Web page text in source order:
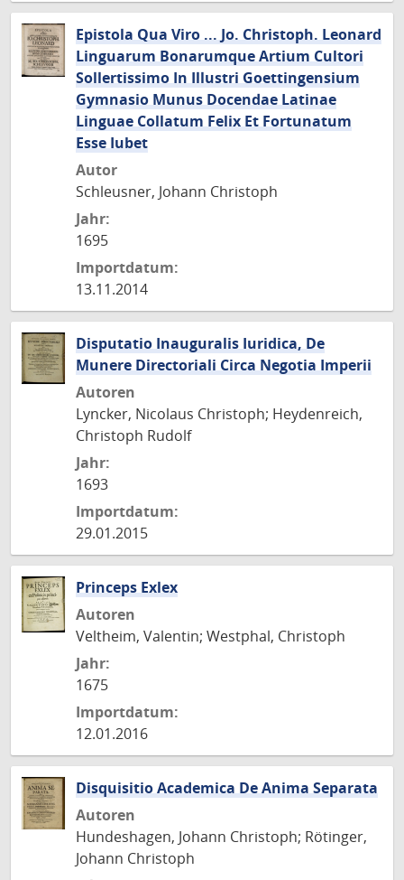
Epistola Qua Viro ... Jo. Christoph. Leonard
Linguarum Bonarumque Artium Cultori
Sollertissimo In Illustri Goettingensium
Gymnasio Munus Docendae Latinae
Linguae Collatum Felix Et Fortunatum
Esse Iubet
Autor
Schleusner, Johann Christoph
Jahr:
1695
Importdatum:
13.11.2014
Disputatio Inauguralis Iuridica, De
Munere Directoriali Circa Negotia Imperii
Autoren
Lyncker, Nicolaus Christoph; Heydenreich,
Christoph Rudolf
Jahr:
1693
Importdatum:
29.01.2015
Princeps Exlex
Autoren
Veltheim, Valentin; Westphal, Christoph
Jahr:
1675
Importdatum:
12.01.2016
Disquisitio Academica De Anima Separata
Autoren
Hundeshagen, Johann Christoph; Rötinger,
Johann Christoph